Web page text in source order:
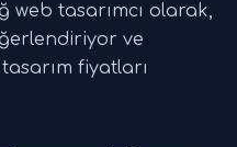
web tasarımcı olarak,
ve
fiyatları